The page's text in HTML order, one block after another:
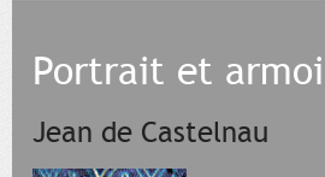
Portrait et
Jean de Castelnau